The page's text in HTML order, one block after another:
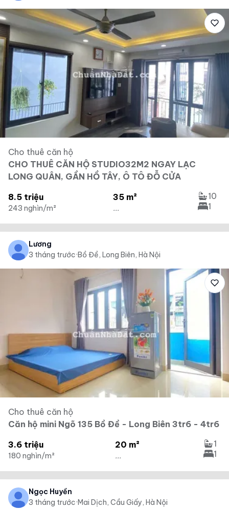
Cho thuê căn hộ
CHO THUÊ CĂN HỘ STUDIO32M2 NGAY LẠC
LONG QUÂN, GẦN HỒ TÂY, Ô TÔ ĐỖ CỬA
8.5 triệu
243 nghìn/m²
35 m²
...
10
1
Lương
3 tháng trước·Bồ Đề, Long Biên, Hà Nội
Cho thuê căn hộ
Căn hộ mini Ngõ 135 Bồ Đề - Long Biên 3tr6 - 4tr6
3.6 triệu
180 nghìn/m²
20 m²
...
1
1
Ngọc Huyền
3 tháng trước·Mai Dịch, Cầu Giấy, Hà Nội